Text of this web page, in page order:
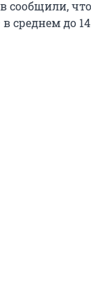
сообщили,
среднем до